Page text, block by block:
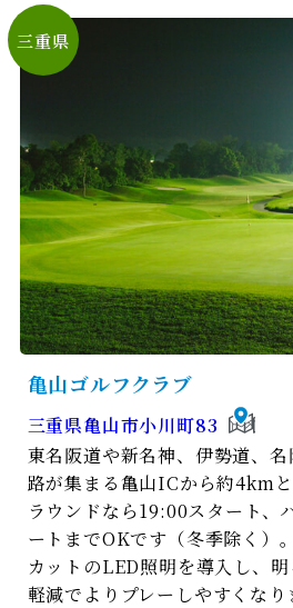
三重県
⻲⼭ゴルフクラブ
三重県亀山市小川町83
東名阪道や新名神、伊勢道、
路が集まる亀山ICから約4km
ラウンドなら19:00スタート、
ートまでOKです（冬季除く）
カットのLED照明を導入し、
軽減でよりプレーしやすくなり